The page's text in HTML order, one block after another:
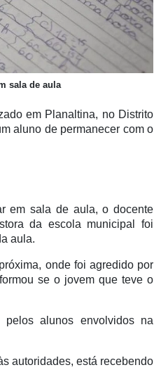
sala de aula
em Planaltina, no Distrito
aluno de permanecer com o
em sala de aula, o docente
da escola municipal foi
aula.
onde foi agredido por
se o jovem que teve o
alunos envolvidos na
autoridades, está recebendo